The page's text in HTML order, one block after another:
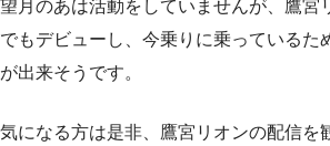
望月のあは活動をしていませんが、鷹宮
でもデビューし、今乗りに乗っているた
が出来そうです。
気になる方は是非、鷹宮リオンの配信を